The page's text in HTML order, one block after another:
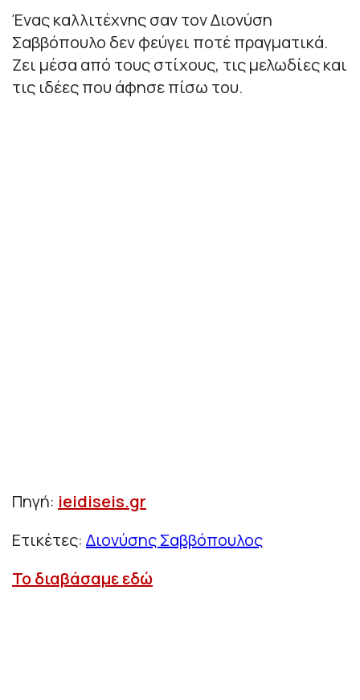
Ένας καλλιτέχνης σαν τον Διονύση
Σαββόπουλο δεν φεύγει ποτέ πραγματικά.
Ζει μέσα από τους στίχους, τις μελωδίες και
τις ιδέες που άφησε πίσω του.
Πηγή: ieidiseis.gr
Ετικέτες: Διονύσης Σαββόπουλος
Το διαβάσαμε εδώ